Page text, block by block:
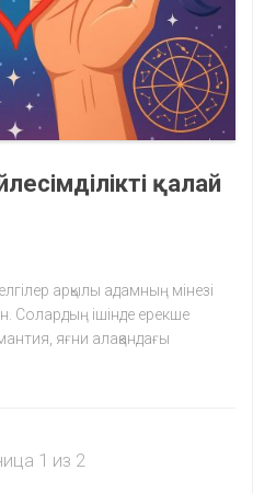
қалай
арқылы адамның мінезі
Солардың ішінде ерекше
яғни алақандағы
1 из 2